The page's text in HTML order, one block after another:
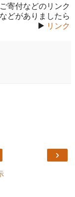
寄付などのリンク
どがありましたら
▶ リンク
›